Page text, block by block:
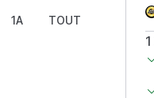
1A TOUT
1